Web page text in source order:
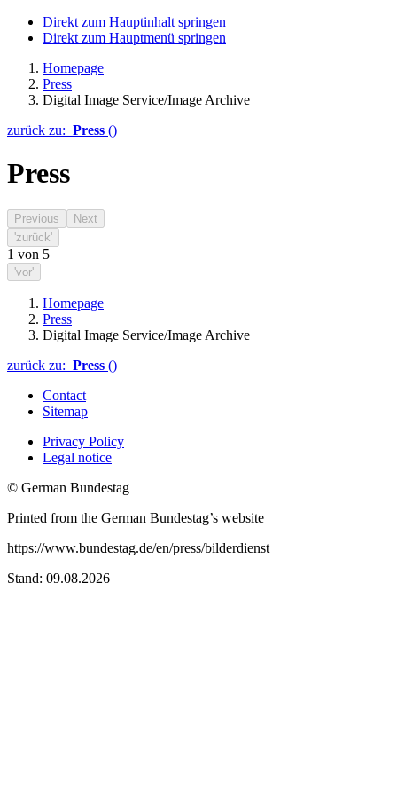
Direkt zum Hauptinhalt springen
Direkt zum Hauptmenü springen
Homepage
Press
Digital Image Service/Image Archive
zurück zu: Press ()
Press
Previous
Next
'zurück'
1 von 5
'vor'
Homepage
Press
Digital Image Service/Image Archive
zurück zu: Press ()
Contact
Sitemap
Privacy Policy
Legal notice
© German Bundestag
Printed from the German Bundestag’s website
https://www.bundestag.de/en/press/bilderdienst
Stand: 09.08.2026